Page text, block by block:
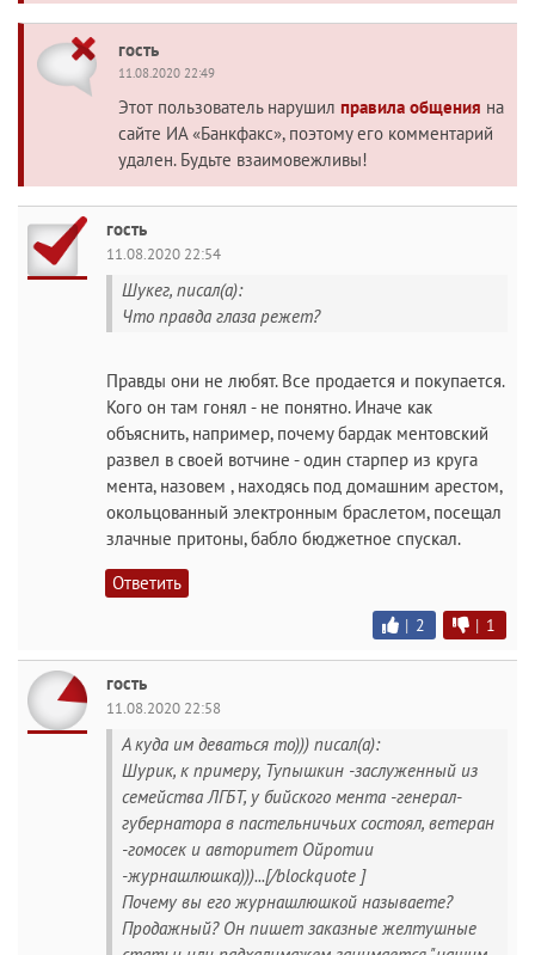
гость
11.08.2020 22:49
Этот пользователь нарушил правила общения на
сайте ИА «Банкфакс», поэтому его комментарий
удален. Будьте взаимовежливы!
гость
11.08.2020 22:54
Шукег, писал(а):
Что правда глаза режет?
Правды они не любят. Все продается и покупается.
Кого он там гонял - не понятно. Иначе как
объяснить, например, почему бардак ментовский
развел в своей вотчине - один старпер из круга
мента, назовем , находясь под домашним арестом,
окольцованный электронным браслетом, посещал
злачные притоны, бабло бюджетное спускал.
Ответить
| 2 | 1
гость
11.08.2020 22:58
А куда им деваться то))) писал(а):
Шурик, к примеру, Тупышкин -заслуженный из
семейства ЛГБТ, у бийского мента -генерал-
губернатора в пастельничьих состоял, ветеран
-гомосек и авторитет Ойротии
-журнашлюшка)))...[/blockquote ]
Почему вы его журнашлюшкой называете?
Продажный? Он пишет заказные желтушные